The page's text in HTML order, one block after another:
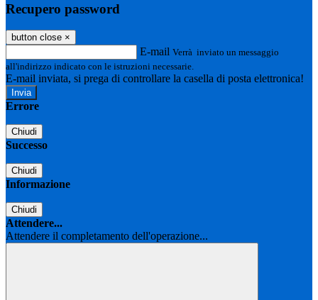
Recupero password
button close ×
E-mail Verrà inviato un messaggio
all'indirizzo indicato con le istruzioni necessarie.
E-mail inviata, si prega di controllare la casella di posta elettronica!
Errore
Chiudi
Successo
Chiudi
Informazione
Chiudi
Attendere...
Attendere il completamento dell'operazione...